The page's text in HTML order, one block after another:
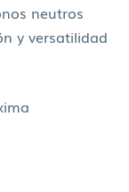
neutros
y versatilidad